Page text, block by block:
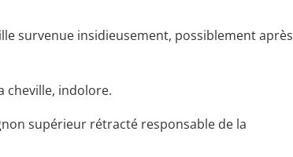
survenue insidieusement, possiblement après
cheville, indolore.
supérieur rétracté responsable de la